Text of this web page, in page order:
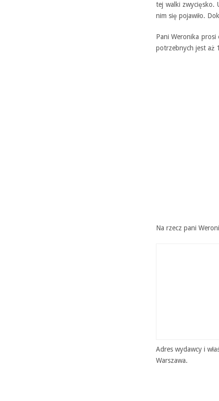
tej walki zwycięsko.
nim się pojawiło.
Pani Weronika prosi
potrzebnych jest aż
Na rzecz pani
Adres wydawcy i
Warszawa.